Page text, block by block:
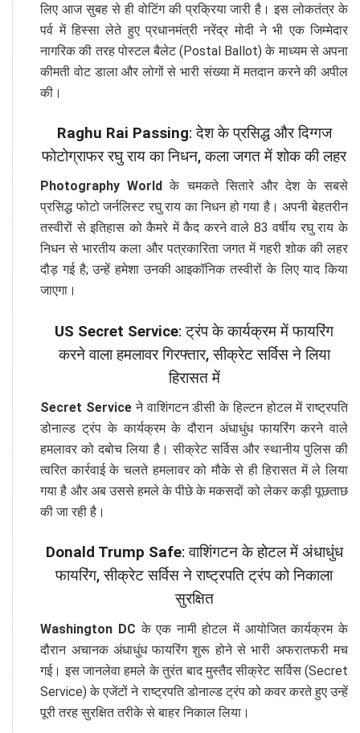
लिए आज सुबह से ही वोटिंग की प्रक्रिया जारी है। इस लोकतंत्र के
पर्व में हिस्सा लेते हुए प्रधानमंत्री नरेंद्र मोदी ने भी एक जिम्मेदार
नागरिक की तरह पोस्टल बैलेट (Postal Ballot) के माध्यम से अपना
कीमती वोट डाला और लोगों से भारी संख्या में मतदान करने की अपील
की।
Raghu Rai Passing: देश के प्रसिद्ध और दिग्गज
फोटोग्राफर रघु राय का निधन, कला जगत में शोक की लहर
Photography World के चमकते सितारे और देश के सबसे
प्रसिद्ध फोटो जर्नलिस्ट रघु राय का निधन हो गया है। अपनी बेहतरीन
तस्वीरों से इतिहास को कैमरे में कैद करने वाले 83 वर्षीय रघु राय के
निधन से भारतीय कला और पत्रकारिता जगत में गहरी शोक की लहर
दौड़ गई है; उन्हें हमेशा उनकी आइकॉनिक तस्वीरों के लिए याद किया
जाएगा।
US Secret Service: ट्रंप के कार्यक्रम में फायरिंग
करने वाला हमलावर गिरफ्तार, सीक्रेट सर्विस ने लिया
हिरासत में
Secret Service ने वाशिंगटन डीसी के हिल्टन होटल में राष्ट्रपति
डोनाल्ड ट्रंप के कार्यक्रम के दौरान अंधाधुंध फायरिंग करने वाले
हमलावर को दबोच लिया है। सीक्रेट सर्विस और स्थानीय पुलिस की
त्वरित कार्रवाई के चलते हमलावर को मौके से ही हिरासत में ले लिया
गया है और अब उससे हमले के पीछे के मकसदों को लेकर कड़ी पूछताछ
की जा रही है।
Donald Trump Safe: वाशिंगटन के होटल में अंधाधुंध
फायरिंग, सीक्रेट सर्विस ने राष्ट्रपति ट्रंप को निकाला
सुरक्षित
Washington DC के एक नामी होटल में आयोजित कार्यक्रम के
दौरान अचानक अंधाधुंध फायरिंग शुरू होने से भारी अफरातफरी मच
गई। इस जानलेवा हमले के तुरंत बाद मुस्तैद सीक्रेट सर्विस (Secret
Service) के एजेंटों ने राष्ट्रपति डोनाल्ड ट्रंप को कवर करते हुए उन्हें
पूरी तरह सुरक्षित तरीके से बाहर निकाल लिया।